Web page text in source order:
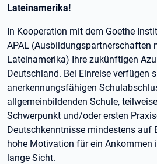
Lateinamerika!
In Kooperation mit dem Goethe
APAL (Ausbildungspartnerschaften
Lateinamerika) Ihre zukünftigen
Deutschland. Bei Einreise verfügen
anerkennungsfähigen
allgemeinbildenden Schule,
Schwerpunkt und/oder ersten
Deutschkenntnisse mindestens auf
hohe Motivation für ein Ankommen
lange Sicht.